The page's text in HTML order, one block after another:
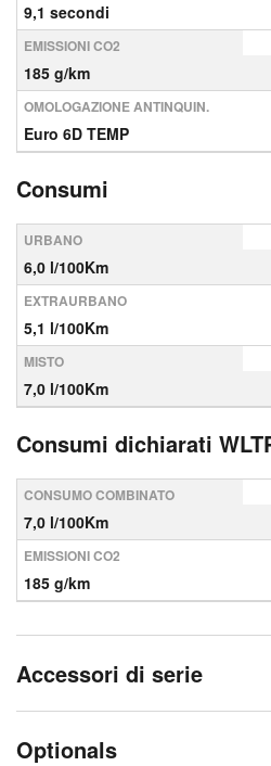
9,1 secondi
EMISSIONI CO2
185 g/km
OMOLOGAZIONE ANTINQUIN.
Euro 6D TEMP
Consumi
URBANO
6,0 l/100Km
EXTRAURBANO
5,1 l/100Km
MISTO
7,0 l/100Km
Consumi dichiarati
CONSUMO COMBINATO
7,0 l/100Km
EMISSIONI CO2
185 g/km
Accessori di serie
Optionals